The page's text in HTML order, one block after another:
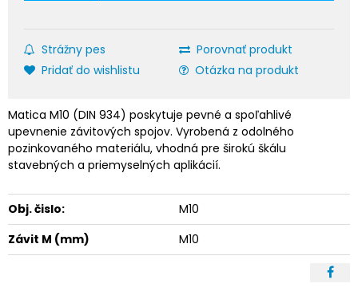
Strážny pes
Porovnať produkt
Pridať do wishlistu
Otázka na produkt
Matica M10 (DIN 934) poskytuje pevné a spoľahlivé
upevnenie závitových spojov. Vyrobená z odolného
pozinkovaného materiálu, vhodná pre širokú škálu
stavebných a priemyselných aplikácií.
Obj. čislo:
M10
Závit M (mm)
M10